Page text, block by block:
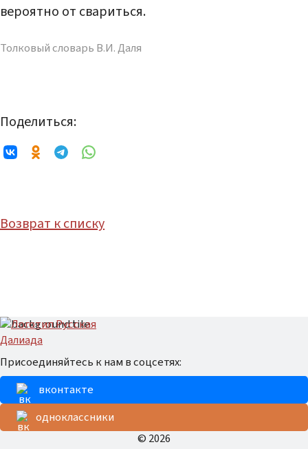
вероятно от свариться.
Толковый словарь В.И. Даля
Поделиться:
Возврат к списку
Присоединяйтесь к нам в соцсетях:
вконтакте
одноклассники
© 2026